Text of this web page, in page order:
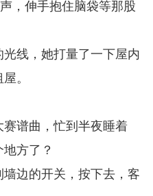
，伸手抱住脑袋等那股
线，她打量了一下屋内
。
谱曲，忙到半夜睡着
方了？
边的开关，按下去，客